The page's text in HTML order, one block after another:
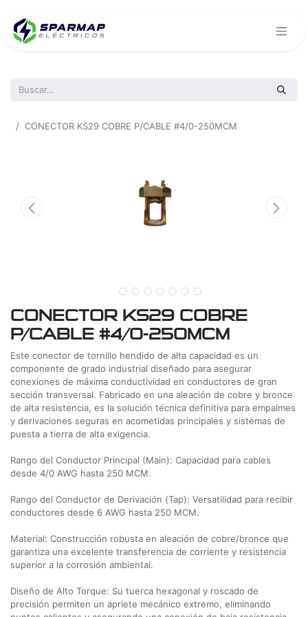
CONECTOR KS29 COBRE P/CABLE #4/0-250MCM
CONECTOR KS29 COBRE
P/CABLE #4/0-250MCM
Este conector de tornillo hendido de alta capacidad es un
componente de grado industrial diseñado para asegurar
conexiones de máxima conductividad en conductores de gran
sección transversal. Fabricado en una aleación de cobre y bronce
de alta resistencia, es la solución técnica definitiva para empalmes
y derivaciones seguras en acometidas principales y sistemas de
puesta a tierra de alta exigencia.
Rango del Conductor Principal (Main): Capacidad para cables
desde 4/0 AWG hasta 250 MCM.
Rango del Conductor de Derivación (Tap): Versatilidad para recibir
conductores desde 6 AWG hasta 250 MCM.
Material: Construcción robusta en aleación de cobre/bronce que
garantiza una excelente transferencia de corriente y resistencia
superior a la corrosión ambiental.
Diseño de Alto Torque: Su tuerca hexagonal y roscado de
precisión permiten un apriete mecánico extremo, eliminando